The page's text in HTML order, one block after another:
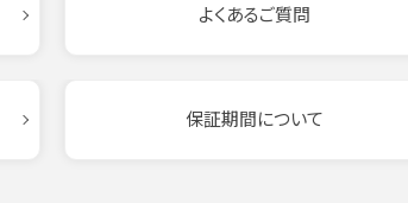
よくあるご質問
保証期間について